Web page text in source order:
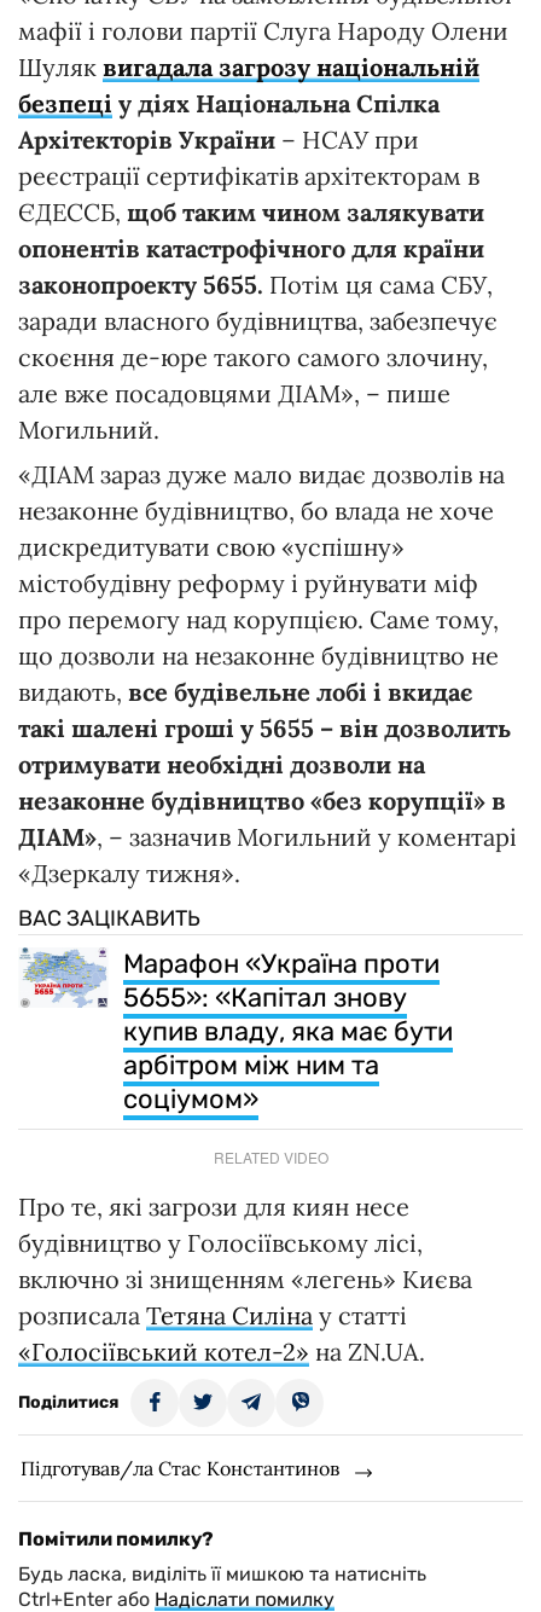
мафії і голови партії Слуга Народу Олени
Шуляк вигадала загрозу національній
безпеці у діях Національна Спілка
Архітекторів України – НСАУ при
реєстрації сертифікатів архітекторам в
ЄДЕССБ, щоб таким чином залякувати
опонентів катастрофічного для країни
законопроекту 5655. Потім ця сама СБУ,
заради власного будівництва, забезпечує
скоєння де-юре такого самого злочину,
але вже посадовцями ДІАМ», – пише
Могильний.
«ДІАМ зараз дуже мало видає дозволів на
незаконне будівництво, бо влада не хоче
дискредитувати свою «успішну»
містобудівну реформу і руйнувати міф
про перемогу над корупцією. Саме тому,
що дозволи на незаконне будівництво не
видають, все будівельне лобі і вкидає
такі шалені гроші у 5655 – він дозволить
отримувати необхідні дозволи на
незаконне будівництво «без корупції» в
ДІАМ», – зазначив Могильний у коментарі
«Дзеркалу тижня».
ВАС ЗАЦІКАВИТЬ
Марафон «Україна проти
5655»: «Капітал знову
купив владу, яка має бути
арбітром між ним та
соціумом»
RELATED VIDEO
Про те, які загрози для киян несе
будівництво у Голосіївському лісі,
включно зі знищенням «легень» Києва
розписала Тетяна Силіна у статті
«Голосіївський котел-2» на ZN.UA.
Поділитися
Підготував/ла Стас Константинов
Помітили помилку?
Будь ласка, виділіть її мишкою та натисніть
Ctrl+Enter або Надіслати помилку